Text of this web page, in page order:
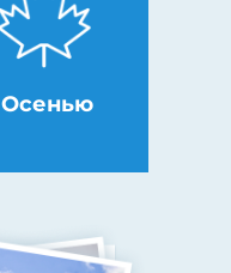
Осенью